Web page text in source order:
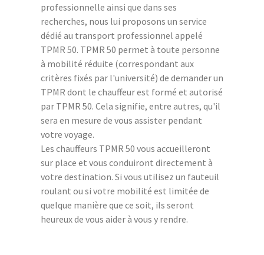
professionnelle ainsi que dans ses
recherches, nous lui proposons un service
dédié au transport professionnel appelé
TPMR 50. TPMR 50 permet à toute personne
à mobilité réduite (correspondant aux
critères fixés par l'université) de demander un
TPMR dont le chauffeur est formé et autorisé
par TPMR 50. Cela signifie, entre autres, qu'il
sera en mesure de vous assister pendant
votre voyage.
Les chauffeurs TPMR 50 vous accueilleront
sur place et vous conduiront directement à
votre destination. Si vous utilisez un fauteuil
roulant ou si votre mobilité est limitée de
quelque manière que ce soit, ils seront
heureux de vous aider à vous y rendre.